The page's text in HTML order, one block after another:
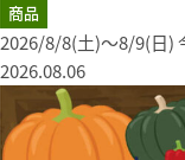
商品
2026/8/8(土)～8/9(日)
2026.08.06